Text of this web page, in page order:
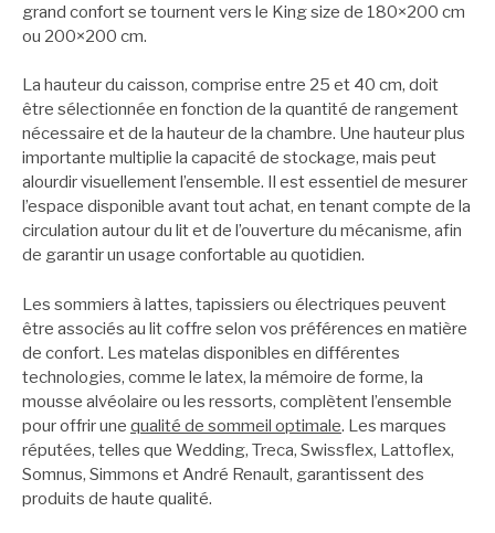
grand confort se tournent vers le King size de 180×200 cm
ou 200×200 cm.
La hauteur du caisson, comprise entre 25 et 40 cm, doit
être sélectionnée en fonction de la quantité de rangement
nécessaire et de la hauteur de la chambre. Une hauteur plus
importante multiplie la capacité de stockage, mais peut
alourdir visuellement l’ensemble. Il est essentiel de mesurer
l’espace disponible avant tout achat, en tenant compte de la
circulation autour du lit et de l’ouverture du mécanisme, afin
de garantir un usage confortable au quotidien.
Les sommiers à lattes, tapissiers ou électriques peuvent
être associés au lit coffre selon vos préférences en matière
de confort. Les matelas disponibles en différentes
technologies, comme le latex, la mémoire de forme, la
mousse alvéolaire ou les ressorts, complètent l’ensemble
pour offrir une qualité de sommeil optimale. Les marques
réputées, telles que Wedding, Treca, Swissflex, Lattoflex,
Somnus, Simmons et André Renault, garantissent des
produits de haute qualité.